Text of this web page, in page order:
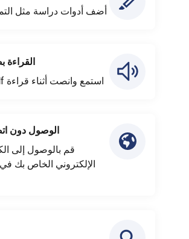
أضف أدوات دراسة مثل
استمع وانصت أثناء قراءة Bookshelf لك
الوصول دون
قم بالوصول إلى
الإلكتروني الخاص بك